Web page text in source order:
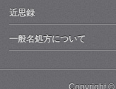
近思録
一般名処方について